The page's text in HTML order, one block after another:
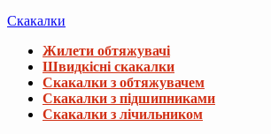
Скакалки
Жилети обтяжувачі
Швидкісні скакалки
Скакалки з обтяжувачем
Скакалки з підшипниками
Скакалки з лічильником